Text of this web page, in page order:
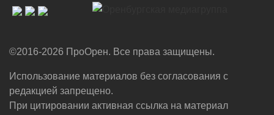
©2016-2026 ПроОрен. Все права защищены.
Использование материалов без согласования с
редакцией запрещено.
При цитировании активная ссылка на материал